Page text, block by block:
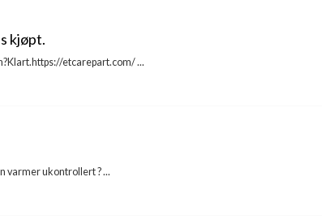
kjøpt.
etcarepart.com/ ...
varmer ukontrollert ? ...